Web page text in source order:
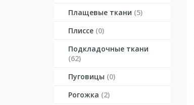
Плащевые ткани (5)
Плиссе (0)
Подкладочные ткани
(62)
Пуговицы (0)
Рогожка (2)